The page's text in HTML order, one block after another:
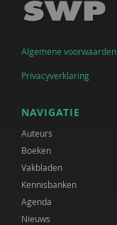
Algemene voorwaarden
Privacyverklaring
NAVIGATIE
Auteurs
Boeken
Vakbladen
Kennisbanken
Agenda
Nieuws